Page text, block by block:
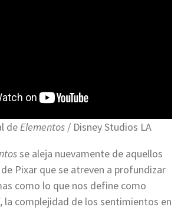
deElementos / Disney Studios LA
se aleja nuevamente de aquellos
Pixar que se atreven a profundizar
como lo que nos define como
, la complejidad de los sentimientos en